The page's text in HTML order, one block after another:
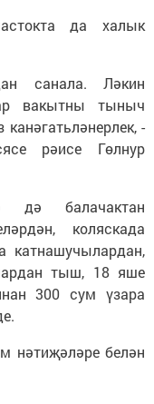
да халык
санала. Ләкин
вакытны тыныч
-
рәисе Гөлнур
дә балачактан
коляскада
катнашучылардан,
тыш, 18 яше
300 сум үзара
нәтиҗәләре белән